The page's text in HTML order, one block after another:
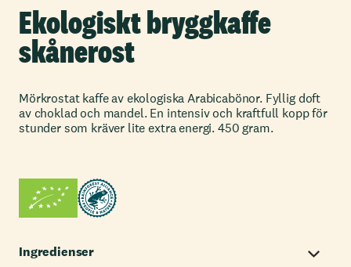
Ekologiskt bryggkaffe
skånerost
Mörkrostat kaffe av ekologiska Arabicabönor. Fyllig doft
av choklad och mandel. En intensiv och kraftfull kopp för
stunder som kräver lite extra energi. 450 gram.
Ingredienser